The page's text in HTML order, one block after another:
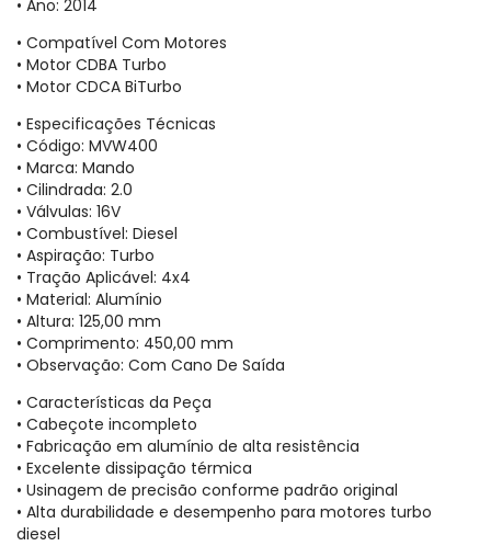
• Ano: 2014
• Compatível Com Motores
• Motor CDBA Turbo
• Motor CDCA BiTurbo
• Especificações Técnicas
• Código: MVW400
• Marca: Mando
• Cilindrada: 2.0
• Válvulas: 16V
• Combustível: Diesel
• Aspiração: Turbo
• Tração Aplicável: 4x4
• Material: Alumínio
• Altura: 125,00 mm
• Comprimento: 450,00 mm
• Observação: Com Cano De Saída
• Características da Peça
• Cabeçote incompleto
• Fabricação em alumínio de alta resistência
• Excelente dissipação térmica
• Usinagem de precisão conforme padrão original
• Alta durabilidade e desempenho para motores turbo
diesel